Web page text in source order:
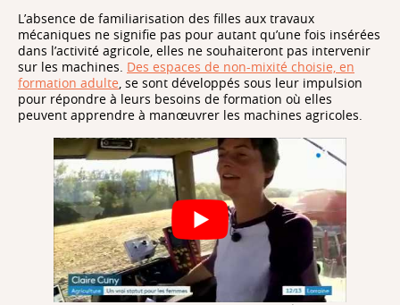
L’absence de familiarisation des filles aux travaux
mécaniques ne signifie pas pour autant qu’une fois insérées
dans l’activité agricole, elles ne souhaiteront pas intervenir
sur les machines. Des espaces de non-mixité choisie, en
formation adulte, se sont développés sous leur impulsion
pour répondre à leurs besoins de formation où elles
peuvent apprendre à manœuvrer les machines agricoles.